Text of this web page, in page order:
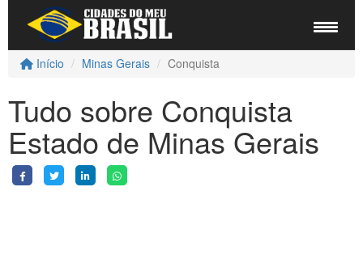
Início Minas Gerais Conquista
Tudo sobre Conquista
Estado de Minas Gerais